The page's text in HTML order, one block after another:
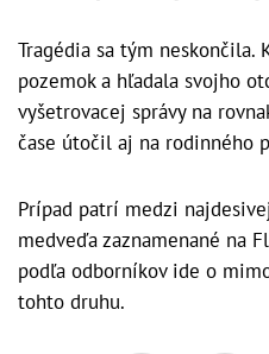
Tragédia sa tým neskončila.
pozemok a hľadala svojho
vyšetrovacej správy na
čase útočil aj na rodinného
Prípad patrí medzi
medveďa zaznamenané na
podľa odborníkov ide o
tohto druhu.